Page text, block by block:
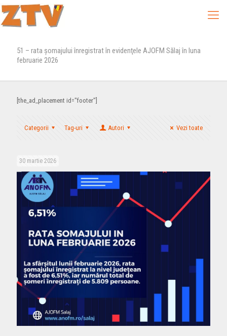
51 – rata şomajului înregistrat în evidenţele AJOFM Sălaj în luna
februarie 2026
[the_ad_placement id="footer"]
Categorii Tag-uri Autori Vezi toate
30 martie 2026